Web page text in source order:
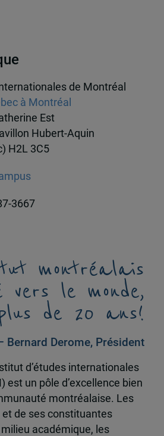
de Montréal
à Montréal
Est
Hubert-Aquin
H2L 3C5
3667
montréalais
vers le monde,
de 20 ans!
Bernard Derome, Président
d’études internationales
est un pôle d’excellence bien
montréalaise. Les
et de ses constituantes
académique, les